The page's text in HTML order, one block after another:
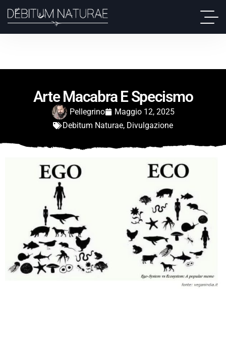
Arte Macabra E Specismo
Pellegrino
Maggio 12, 2025
Debitum Naturae, Divulgazione